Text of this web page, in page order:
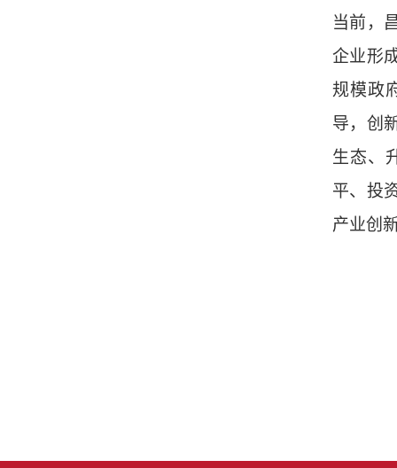
当前，
企业形
规模政
导，创
生态、
平、投
产业创